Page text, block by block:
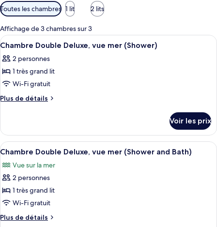
Filtres
disponibles
pour
les
chambres
Toutes les chambres 1 lit 2 lits
Affichage de 3 chambres sur 3
Afficher
toutes
les
photos
pour
ce
chambre :
Chambre
Double
Deluxe,
vue
mer
(Shower)
Une chambre à coucher
3
Chambre Double Deluxe, vue mer (Shower)
2 personnes
1 très grand lit
Wi-Fi gratuit
Plus de détails
Plus
le
type
de
Chambre
Double
vue
mer
Voir les prix
Afficher
toutes
les
photos
pour
ce
type
de
Une chambre à coucher avec un lit,
7
Chambre Double Deluxe, vue mer (Shower and Bath)
Vue sur la mer
2 personnes
1 très grand lit
Wi-Fi gratuit
Plus de détails
Plus